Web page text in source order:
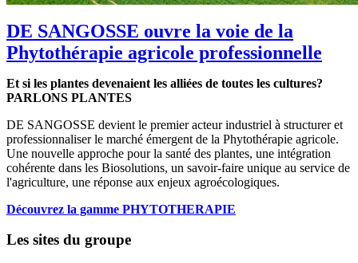
DE SANGOSSE ouvre la voie de la
Phytothérapie agricole professionnelle
Et si les plantes devenaient les alliées de toutes les cultures?
PARLONS PLANTES
DE SANGOSSE devient le premier acteur industriel à structurer et
professionnaliser le marché émergent de la Phytothérapie agricole.
Une nouvelle approche pour la santé des plantes, une intégration
cohérente dans les Biosolutions, un savoir-faire unique au service de
l'agriculture, une réponse aux enjeux agroécologiques.
Découvrez la gamme PHYTOTHERAPIE
Les sites du groupe